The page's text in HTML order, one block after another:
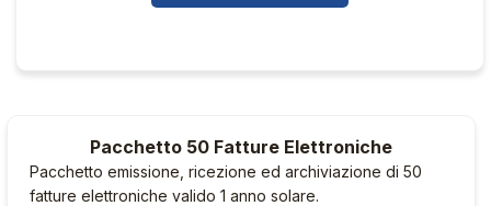
Pacchetto 50 Fatture Elettroniche
Pacchetto emissione, ricezione ed archiviazione di 50
fatture elettroniche valido 1 anno solare.